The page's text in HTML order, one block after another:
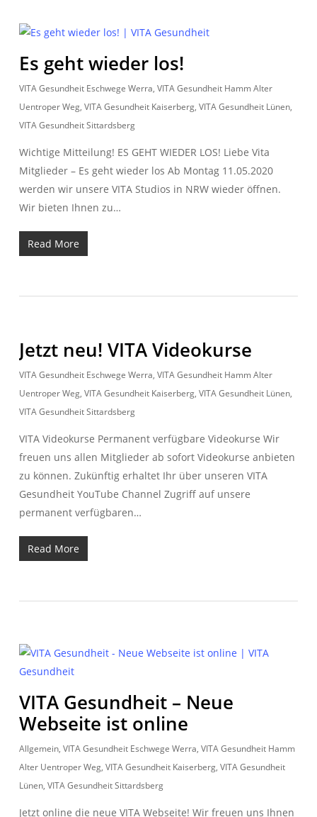
Es geht wieder los!
VITA Gesundheit Eschwege Werra, VITA Gesundheit Hamm Alter
Uentroper Weg, VITA Gesundheit Kaiserberg, VITA Gesundheit Lünen,
VITA Gesundheit Sittardsberg
Wichtige Mitteilung! ES GEHT WIEDER LOS! Liebe Vita
Mitglieder – Es geht wieder los Ab Montag 11.05.2020
werden wir unsere VITA Studios in NRW wieder öffnen.
Wir bieten Ihnen zu…
Read More
Jetzt neu! VITA Videokurse
VITA Gesundheit Eschwege Werra, VITA Gesundheit Hamm Alter
Uentroper Weg, VITA Gesundheit Kaiserberg, VITA Gesundheit Lünen,
VITA Gesundheit Sittardsberg
VITA Videokurse Permanent verfügbare Videokurse Wir
freuen uns allen Mitglieder ab sofort Videokurse anbieten
zu können. Zukünftig erhaltet Ihr über unseren VITA
Gesundheit YouTube Channel Zugriff auf unsere
permanent verfügbaren…
Read More
VITA Gesundheit – Neue
Webseite ist online
Allgemein, VITA Gesundheit Eschwege Werra, VITA Gesundheit Hamm
Alter Uentroper Weg, VITA Gesundheit Kaiserberg, VITA Gesundheit
Lünen, VITA Gesundheit Sittardsberg
Jetzt online die neue VITA Webseite! Wir freuen uns Ihnen